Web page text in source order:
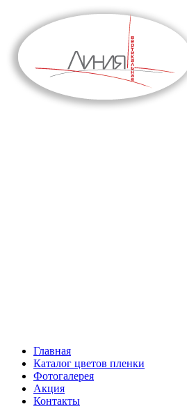
Главная
Каталог цветов пленки
Фотогалерея
Акция
Контакты